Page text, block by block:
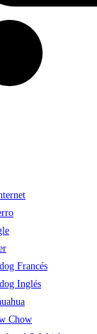
Francés
Inglés
Chow